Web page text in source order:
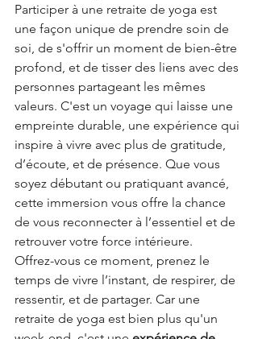
Participer à une retraite de yoga est
une façon unique de prendre soin de
soi, de s'offrir un moment de bien-être
profond, et de tisser des liens avec des
personnes partageant les mêmes
valeurs. C'est un voyage qui laisse une
empreinte durable, une expérience qui
inspire à vivre avec plus de gratitude,
d’écoute, et de présence. Que vous
soyez débutant ou pratiquant avancé,
cette immersion vous offre la chance
de vous reconnecter à l’essentiel et de
retrouver votre force intérieure.
Offrez-vous ce moment, prenez le
temps de vivre l’instant, de respirer, de
ressentir, et de partager. Car une
retraite de yoga est bien plus qu'un